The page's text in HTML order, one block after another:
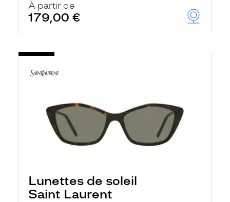
À partir de
179,00 €
Lunettes de soleil
Saint Laurent